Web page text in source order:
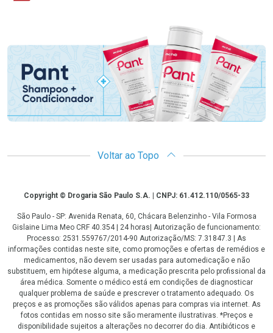
Promoção em Destaque
Voltar ao Topo
CopyrightCopyright © Drogaria São Paulo S.A. | CNPJ: 61.412.110/0565-33
São Paulo - SP: Avenida Renata, 60, Chácara Belenzinho - Vila Formosa
Gislaine Lima Meo CRF 40.354 | 24 horas| Autorização de funcionamento:
Processo: 2531.559767/2014-90 Autorização/MS: 7.31847.3 | As
informações contidas neste site, como promoções e ofertas de remédios e
medicamentos, não devem ser usadas para automedicação e não
substituem, em hipótese alguma, a medicação prescrita pelo profissional da
área médica. Somente o médico está em condições de diagnosticar
qualquer problema de saúde e prescrever o tratamento adequado. Os
preços e as promoções são válidos apenas para compras via internet. As
fotos contidas em nosso site são meramente ilustrativas. *Preços e
disponibilidade sujeitos a alterações no decorrer do dia. Antibióticos e